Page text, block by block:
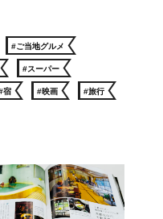
#ご当地グルメ
#スーパー
宿 #映画 #旅行